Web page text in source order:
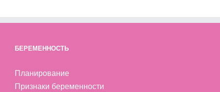
БЕРЕМЕННОСТЬ
Планирование
Признаки беременности